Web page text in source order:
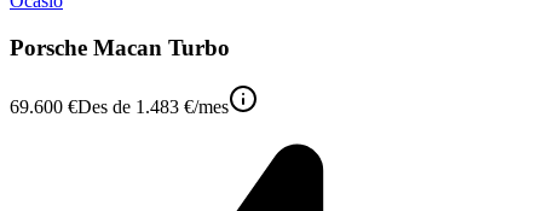
Porsche Macan Turbo
69.600 €Des de 1.483 €/mes